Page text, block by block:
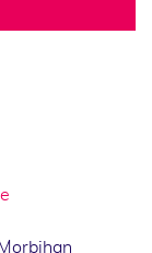
Morbihan